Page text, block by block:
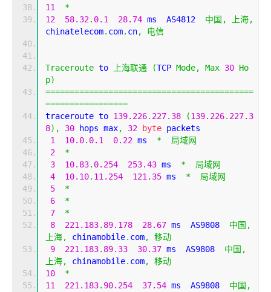
11
*
12
58.32. 0.1 28.74 ms  AS4812 中国,
上海,
chinatelecom. com. cn, 电信
Traceroute to 上海联通 (TCP Mode, Max 30 Ho
p)
===========================================
=================
traceroute to 139.226. 227.38 (139.226. 227.3
8), 30 hops max, 32 byte packets
1
10.0. 0.1 0.22 ms *
局域网
2
*
3
10.83. 0.254 253.43 ms *
局域网
4
10.10. 11.254 121.35 ms *
局域网
5
*
6
*
7
*
8
221.183. 89.178 28.67 ms  AS9808 中国,
上海,
chinamobile. com,
移动
9
221.183. 89.33 30.37 ms  AS9808 中国,
上海,
chinamobile. com,
移动
10
*
11
221.183. 90.254 37.54 ms  AS9808 中国,